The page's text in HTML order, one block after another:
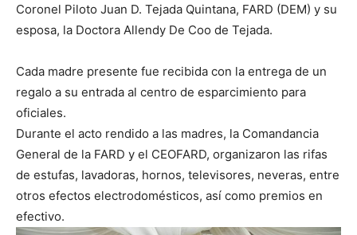
Coronel Piloto Juan D. Tejada Quintana, FARD (DEM) y su
esposa, la Doctora Allendy De Coo de Tejada.
Cada madre presente fue recibida con la entrega de un
regalo a su entrada al centro de esparcimiento para
oficiales.
Durante el acto rendido a las madres, la Comandancia
General de la FARD y el CEOFARD, organizaron las rifas
de estufas, lavadoras, hornos, televisores, neveras, entre
otros efectos electrodomésticos, así como premios en
efectivo.